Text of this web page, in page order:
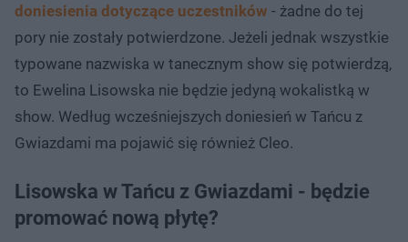
doniesienia dotyczące uczestników - żadne do tej
pory nie zostały potwierdzone. Jeżeli jednak wszystkie
typowane nazwiska w tanecznym show się potwierdzą,
to Ewelina Lisowska nie będzie jedyną wokalistką w
show. Według wcześniejszych doniesień w Tańcu z
Gwiazdami ma pojawić się również Cleo.
Lisowska w Tańcu z Gwiazdami - będzie
promować nową płytę?